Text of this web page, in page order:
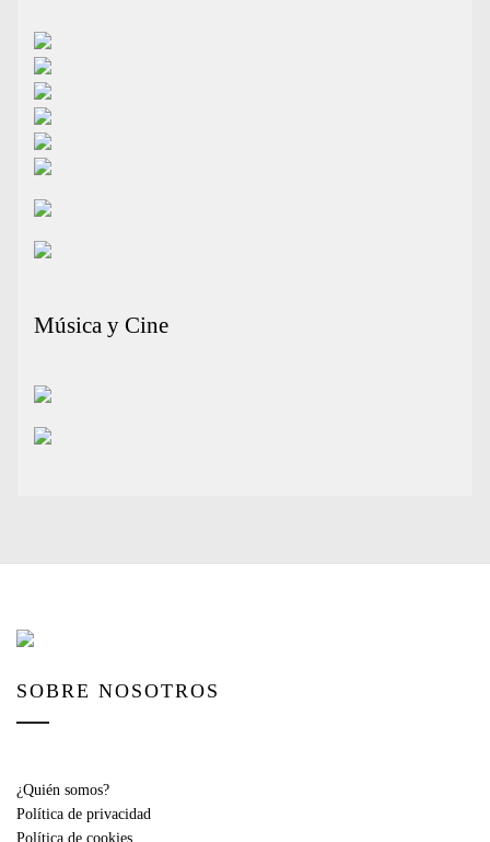
Música y Cine
SOBRE NOSOTROS
¿Quién somos?
Política de privacidad
Política de cookies